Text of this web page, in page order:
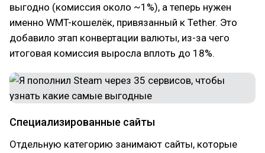
выгодно (комиссия около ~1%), а теперь нужен
именно WMT-кошелёк, привязанный к Tether. Это
добавило этап конвертации валюты, из-за чего
итоговая комиссия выросла вплоть до 18%.
Специализированные сайты
Отдельную категорию занимают сайты, которые